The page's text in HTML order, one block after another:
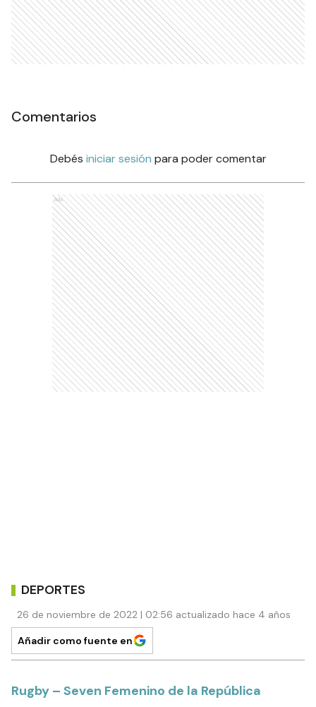
Comentarios
Debés iniciar sesión para poder comentar
Ads
DEPORTES
26 de noviembre de 2022 | 02:56 actualizado hace 4 años
Añadir como fuente en
Rugby – Seven Femenino de la República